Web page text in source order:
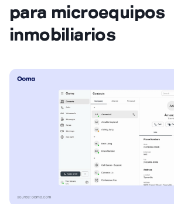
para microequipos
inmobiliarios